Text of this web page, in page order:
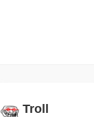
50%로 제한하기
Troll